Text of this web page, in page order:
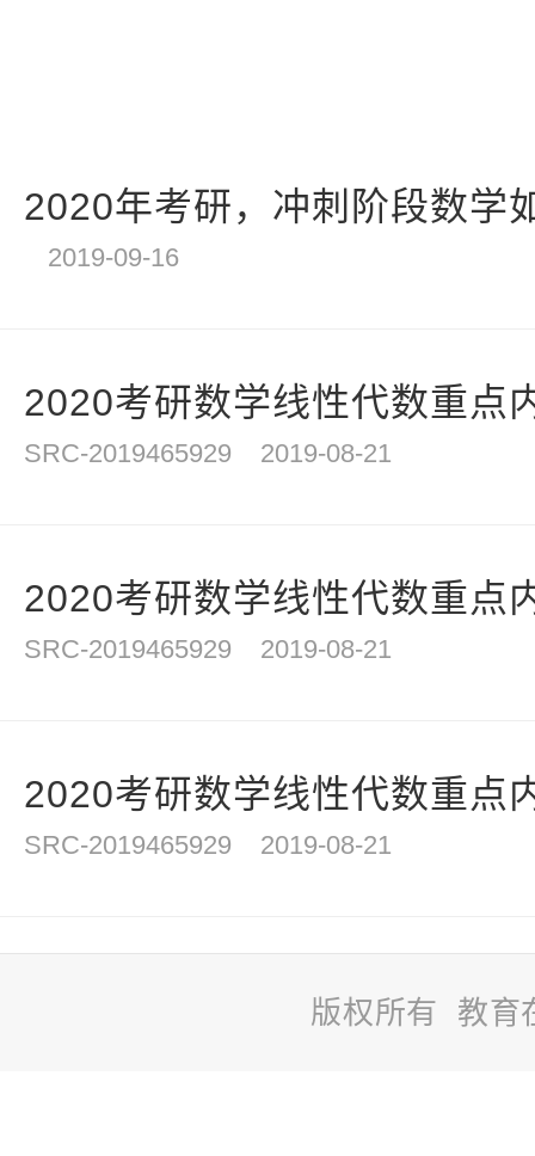
2020年考研，冲刺阶段数学
2019-09-16
2020考研数学线性代数重点
SRC-2019465929 2019-08-21
2020考研数学线性代数重点
SRC-2019465929 2019-08-21
2020考研数学线性代数重点
SRC-2019465929 2019-08-21
版权所有 教育